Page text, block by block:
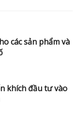
các sản phẩm và
khích đầu tư vào